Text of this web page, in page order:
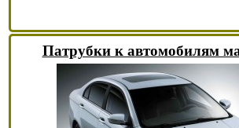
Патрубки к автомобилям